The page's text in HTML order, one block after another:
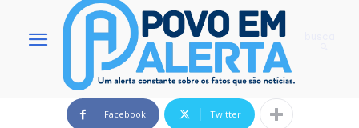
Facebook Twitter